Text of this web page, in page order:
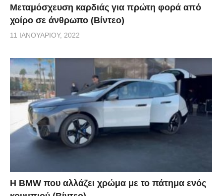
Μεταμόσχευση καρδιάς για πρώτη φορά από
χοίρο σε άνθρωπο (Βίντεο)
11 ΙΑΝΟΥΑΡΊΟΥ, 2022
Η BMW που αλλάζει χρώμα με το πάτημα ενός